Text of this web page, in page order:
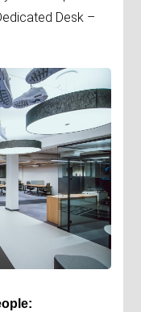
Desk –
: